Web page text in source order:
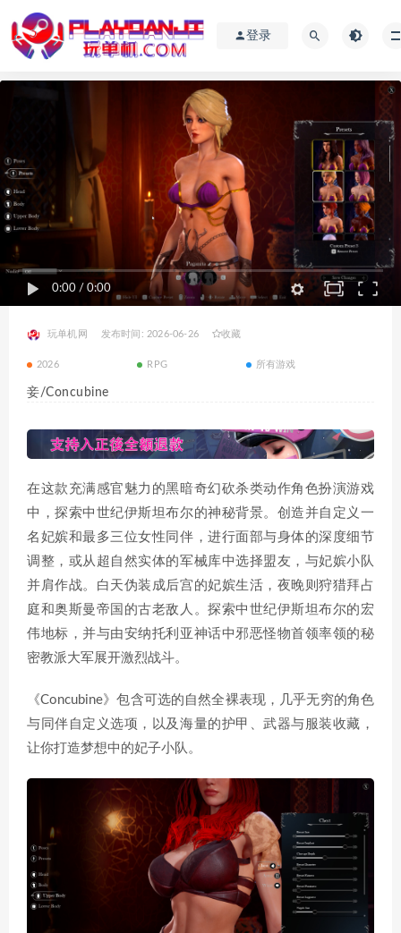
登录
0:00 / 0:00
玩单机网 发布时间: 2026-06-26 收藏
2026 RPG 所有游戏
妾/Concubine
在这款充满感官魅力的黑暗奇幻砍杀类动作角色扮演游戏
中，探索中世纪伊斯坦布尔的神秘背景。创造并自定义一
名妃嫔和最多三位女性同伴，进行面部与身体的深度细节
调整，或从超自然实体的军械库中选择盟友，与妃嫔小队
并肩作战。白天伪装成后宫的妃嫔生活，夜晚则狩猎拜占
庭和奥斯曼帝国的古老敌人。探索中世纪伊斯坦布尔的宏
伟地标，并与由安纳托利亚神话中邪恶怪物首领率领的秘
密教派大军展开激烈战斗。
《Concubine》包含可选的自然全裸表现，几乎无穷的角色
与同伴自定义选项，以及海量的护甲、武器与服装收藏，
让你打造梦想中的妃子小队。